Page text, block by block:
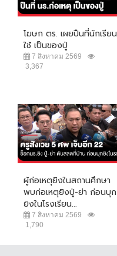
โฆษก ตร. เผยปืนที่นักเรียน
ใช้ เป็นของปู่
7 สิงหาคม 2569
3,367
ผู้ก่อเหตุยิงในสถานศึกษา
พบก่อเหตุยิงปู่-ย่า ก่อนบุก
ยิงในโรงเรียน...
7 สิงหาคม 2569
1,790